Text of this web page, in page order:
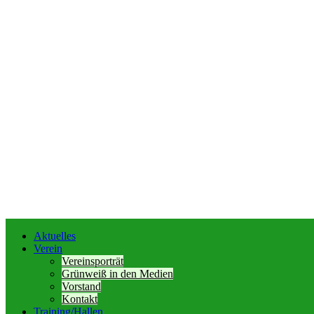
Aktuelles
Verein
Vereinsporträt
Grünweiß in den Medien
Vorstand
Kontakt
Training/Hallen